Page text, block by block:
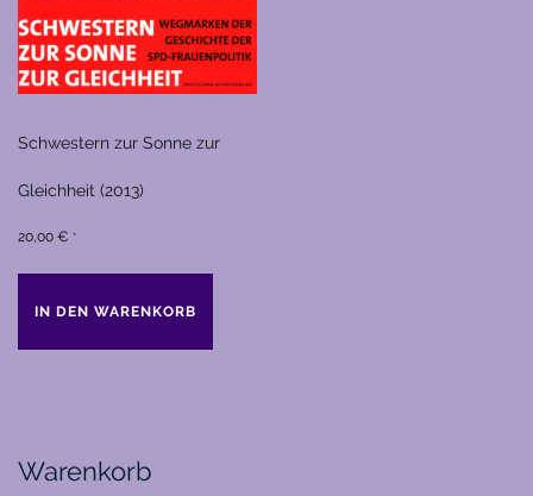
Schwestern zur Sonne zur
Gleichheit (2013)
20,00 € *
IN DEN WARENKORB
Warenkorb